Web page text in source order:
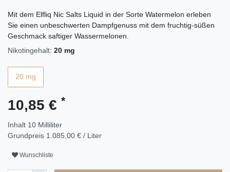
Mit dem Elfliq Nic Salts Liquid in der Sorte Watermelon erleben
Sie einen unbeschwerten Dampfgenuss mit dem fruchtig-süßen
Geschmack saftiger Wassermelonen.
Nikotingehalt: 20 mg
20 mg
10,85 € *
Inhalt 10 Milliliter
Grundpreis 1.085,00 € / Liter
Wunschliste